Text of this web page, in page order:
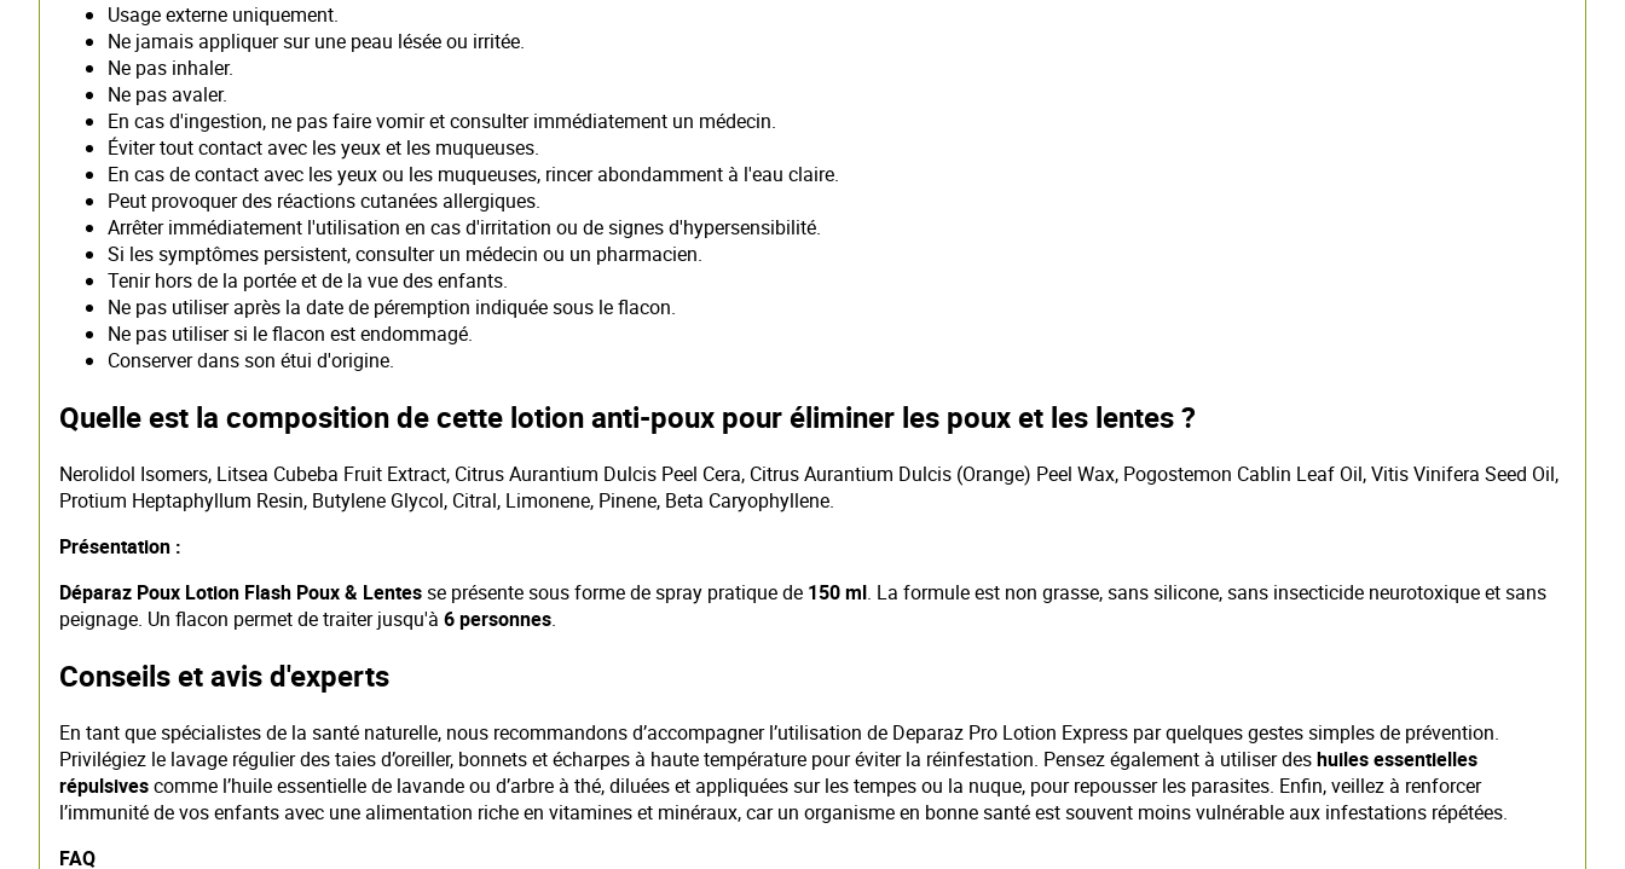
Usage externe uniquement.
Ne jamais appliquer sur une peau lésée ou irritée.
Ne pas inhaler.
Ne pas avaler.
En cas d'ingestion, ne pas faire vomir et consulter immédiatement un médecin.
Éviter tout contact avec les yeux et les muqueuses.
En cas de contact avec les yeux ou les muqueuses, rincer abondamment à l'eau claire.
Peut provoquer des réactions cutanées allergiques.
Arrêter immédiatement l'utilisation en cas d'irritation ou de signes d'hypersensibilité.
Si les symptômes persistent, consulter un médecin ou un pharmacien.
Tenir hors de la portée et de la vue des enfants.
Ne pas utiliser après la date de péremption indiquée sous le flacon.
Ne pas utiliser si le flacon est endommagé.
Conserver dans son étui d'origine.
Quelle est la composition de cette lotion anti-poux pour éliminer les poux et les lentes ?
Nerolidol Isomers, Litsea Cubeba Fruit Extract, Citrus Aurantium Dulcis Peel Cera, Citrus Aurantium Dulcis (Orange) Peel Wax, Pogostemon Cablin Leaf Oil, Vitis Vinifera Seed Oil,
Protium Heptaphyllum Resin, Butylene Glycol, Citral, Limonene, Pinene, Beta Caryophyllene.
Présentation :
Déparaz Poux Lotion Flash Poux & Lentesse présente sous forme de spray pratique de 150 ml. La formule est non grasse, sans silicone, sans insecticide neurotoxique et sans
peignage. Un flacon permet de traiter jusqu'à 6 personnes.
Conseils et avis d'experts
En tant que spécialistes de la santé naturelle, nous recommandons d’accompagner l’utilisation de Deparaz Pro Lotion Express par quelques gestes simples de prévention.
Privilégiez le lavage régulier des taies d’oreiller, bonnets et écharpes à haute température pour éviter la réinfestation. Pensez également à utiliser deshuiles essentielles
répulsivescomme l’huile essentielle de lavande ou d’arbre à thé, diluées et appliquées sur les tempes ou la nuque, pour repousser les parasites. Enfin, veillez à renforcer
l’immunité de vos enfants avec une alimentation riche en vitamines et minéraux, car un organisme en bonne santé est souvent moins vulnérable aux infestations répétées.
FAQ